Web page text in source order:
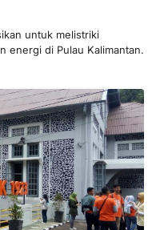
untuk melistriki
energi di Pulau Kalimantan.
Direstui,
Swasta Sudah
Kementerian Energi
Mineral (ESDM) telah
kepada operator SPBU…